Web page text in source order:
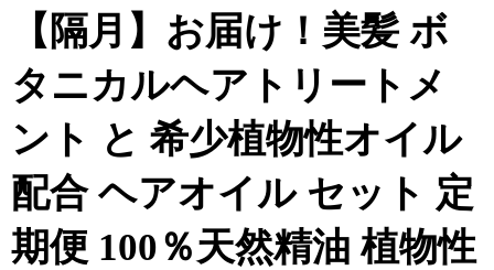
【隔月】お届け！美髪 ボ
タニカルヘアトリートメ
ント と 希少植物性オイル
配合 ヘアオイル セット 定
期便 100％天然精油 植物性